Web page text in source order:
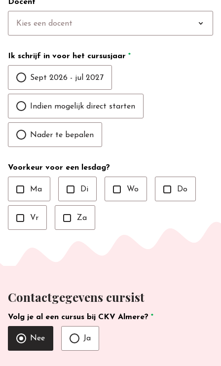
Docent
Kies een docent expand_more
Ik schrijf in voor het cursusjaar *
Sept 2026 - jul 2027
Indien mogelijk direct starten
Nader te bepalen
Voorkeur voor een lesdag?
Ma Di Wo Do
Vr Za
Contactgegevens cursist
Volg je al een cursus bij CKV Almere? *
Nee Ja